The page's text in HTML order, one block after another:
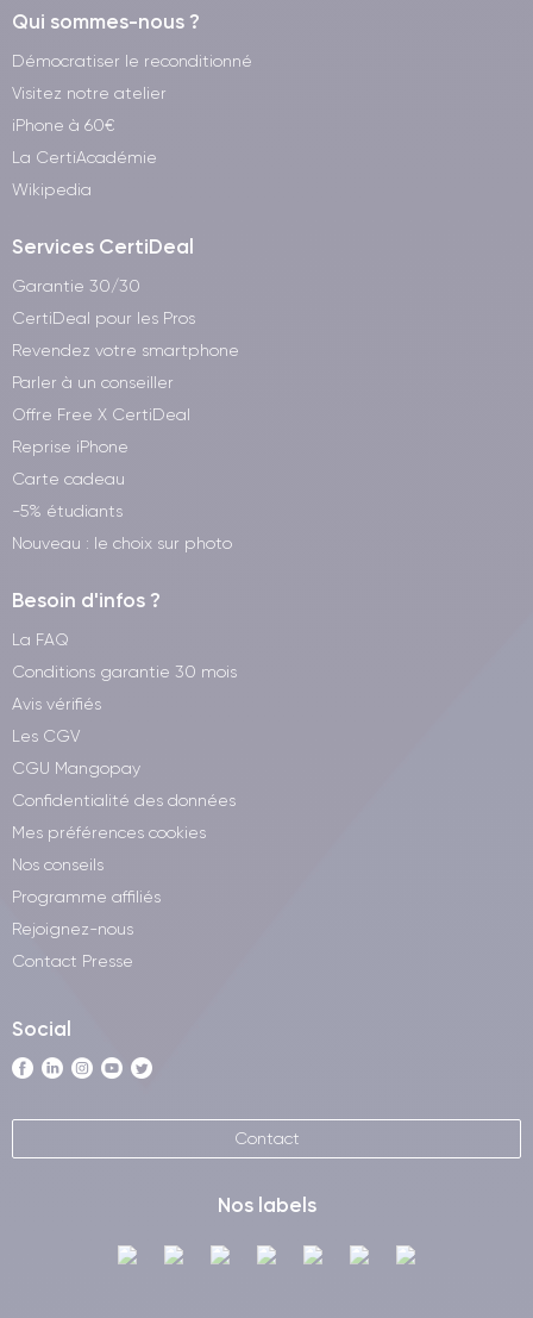
Qui sommes-nous ?
Démocratiser le reconditionné
Visitez notre atelier
iPhone à 60€
La CertiAcadémie
Wikipedia
Services CertiDeal
Garantie 30/30
CertiDeal pour les Pros
Revendez votre smartphone
Parler à un conseiller
Offre Free X CertiDeal
Reprise iPhone
Carte cadeau
-5% étudiants
Nouveau : le choix sur photo
Besoin d'infos ?
La FAQ
Conditions garantie 30 mois
Avis vérifiés
Les CGV
CGU Mangopay
Confidentialité des données
Mes préférences cookies
Nos conseils
Programme affiliés
Rejoignez-nous
Contact Presse
Social
Contact
Nos labels